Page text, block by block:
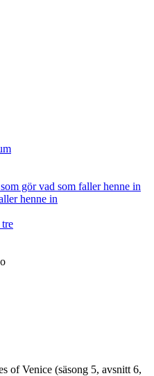
henne in
of Venice (säsong 5, avsnitt 6,